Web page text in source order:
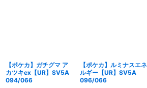
【ポケカ】ガチグマ ア
カツキex【UR】SV5A
094/066
【ポケカ】ルミナスエネ
ルギー【UR】SV5A
096/066